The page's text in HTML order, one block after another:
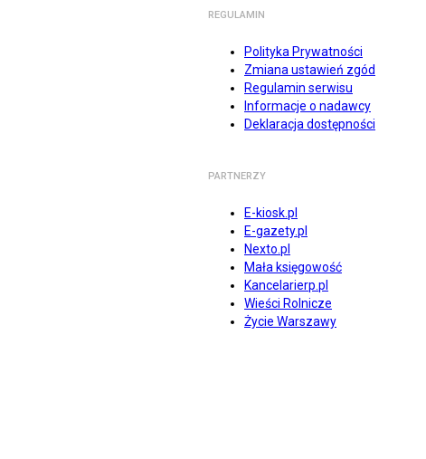
REGULAMIN
Polityka Prywatności
Zmiana ustawień zgód
Regulamin serwisu
Informacje o nadawcy
Deklaracja dostępności
PARTNERZY
E-kiosk.pl
E-gazety.pl
Nexto.pl
Mała księgowość
Kancelarierp.pl
Wieści Rolnicze
Życie Warszawy